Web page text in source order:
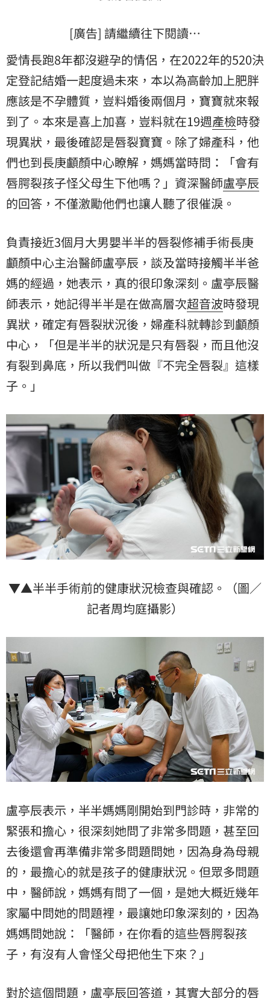
[廣告] 請繼續往下閱讀…
愛情長跑8年都沒避孕的情侶，在2022年的520決
定登記結婚一起度過未來，本以為高齡加上肥胖
應該是不孕體質，豈料婚後兩個月，寶寶就來報
到了。本來是喜上加喜，豈料就在19週產檢時發
現異狀，最後確認是唇裂寶寶。除了婦產科，他
們也到長庚顱顏中心瞭解，媽媽當時問：「會有
唇腭裂孩子怪父母生下他嗎？」資深醫師盧亭辰
的回答，不僅激勵他們也讓人聽了很催淚。
負責接近3個月大男嬰半半的唇裂修補手術長庚
顱顏中心主治醫師盧亭辰，談及當時接觸半半爸
媽的經過，她表示，真的很印象深刻。盧亭辰醫
師表示，她記得半半是在做高層次超音波時發現
異狀，確定有唇裂狀況後，婦產科就轉診到顱顏
中心，「但是半半的狀況是只有唇裂，而且他沒
有裂到鼻底，所以我們叫做『不完全唇裂』這樣
子。」
▼▲半半手術前的健康狀況檢查與確認。（圖／
記者周均庭攝影）
盧亭辰表示，半半媽媽剛開始到門診時，非常的
緊張和擔心，很深刻她問了非常多問題，甚至回
去後還會再準備非常多問題問她，因為身為母親
的，最擔心的就是孩子的健康狀況。但眾多問題
中，醫師說，媽媽有問了一個，是她大概近幾年
家屬中問她的問題裡，最讓她印象深刻的，因為
媽媽問她說：「醫師，在你看的這些唇腭裂孩
子，有沒有人會怪父母把他生下來？」
對於這個問題，盧亭辰回答道，其實大部分的唇